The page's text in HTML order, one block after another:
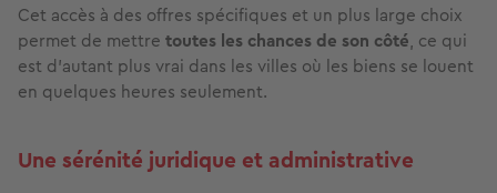
Cet accès à des offres spécifiques et un plus large choix
permet de mettre toutes les chances de son côté, ce qui
est d’autant plus vrai dans les villes où les biens se louent
en quelques heures seulement.
Une sérénité juridique et administrative